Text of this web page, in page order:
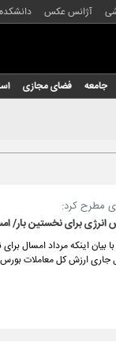
آژانس عکس
جامعه فضای مجازی
مطرح کرد:
نخستین بار/ امسال ۴۰ همت برق
بیان اینکه مرداد امسال
کل معاملات بورس انرژی ایران با